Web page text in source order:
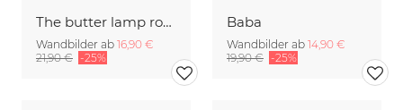
The butter lamp room
Wandbilder ab 16,90 €
21,90 € -25%
Baba
Wandbilder ab 14,90 €
19,90 € -25%